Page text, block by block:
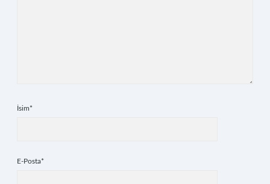
İsim*
E-Posta*